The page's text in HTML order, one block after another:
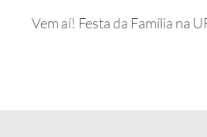
Vem aí! Festa da Família na